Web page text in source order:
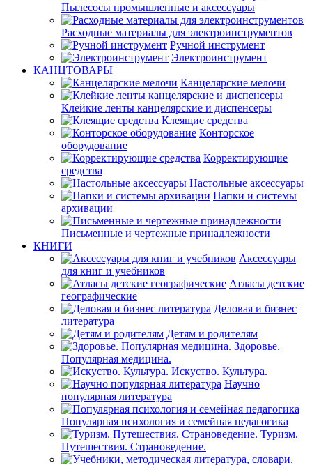
Пылесосы промышленные и аксессуары
Расходные материалы для электроинструментов
Ручной инструмент
Электроинструмент
КАНЦТОВАРЫ
Канцелярские мелочи
Клейкие ленты канцелярские и диспенсеры
Клеящие средства
Конторское
оборудование
Корректирующие
средства
Настольные аксессуары
Папки и системы
архивации
Письменные и чертежные принадлежности
КНИГИ
Аксессуары
для книг и учебников
Атласы детские
географические
Деловая и бизнес
литература
Детям и родителям
Здоровье.
Популярная медицина.
Искуство. Культура.
Научно
популярная литература
Популярная психология и семейная педагогика
Туризм.
Путешествия. Страноведение.